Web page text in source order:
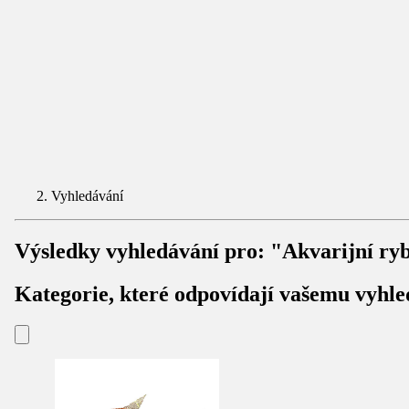
Vyhledávání
Výsledky vyhledávání pro: "Akvarijní
Kategorie, které odpovídají vašemu